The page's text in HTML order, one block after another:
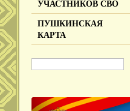
УЧАСТНИКОВ СВО
ПУШКИНСКАЯ
КАРТА